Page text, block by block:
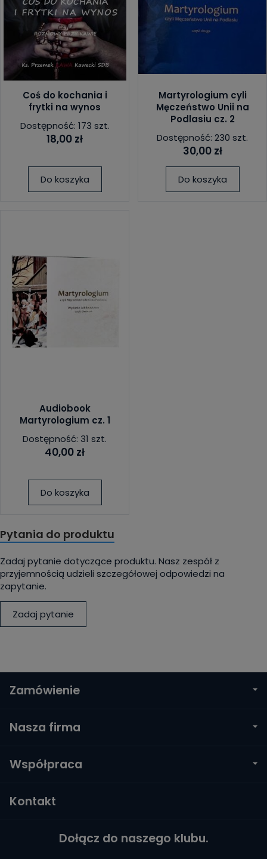
Coś do kochania i
frytki na wynos
Dostępność: 173 szt.
18,00 zł
Do koszyka
Martyrologium cyli
Męczeństwo Unii na
Podlasiu cz. 2
Dostępność: 230 szt.
30,00 zł
Do koszyka
Audiobook
Martyrologium cz. 1
Dostępność: 31 szt.
40,00 zł
Do koszyka
Pytania do produktu
Zadaj pytanie dotyczące produktu. Nasz zespół z
przyjemnością udzieli szczegółowej odpowiedzi na
zapytanie.
Zadaj pytanie
Zamówienie
Nasza firma
Współpraca
Kontakt
Dołącz do naszego klubu.